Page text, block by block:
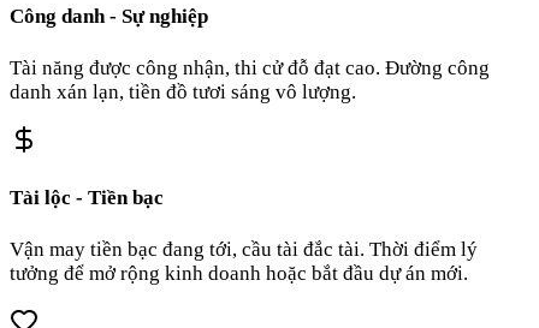
Công danh - Sự nghiệp
Tài năng được công nhận, thi cử đỗ đạt cao. Đường công
danh xán lạn, tiền đồ tươi sáng vô lượng.
Tài lộc - Tiền bạc
Vận may tiền bạc đang tới, cầu tài đắc tài. Thời điểm lý
tưởng để mở rộng kinh doanh hoặc bắt đầu dự án mới.